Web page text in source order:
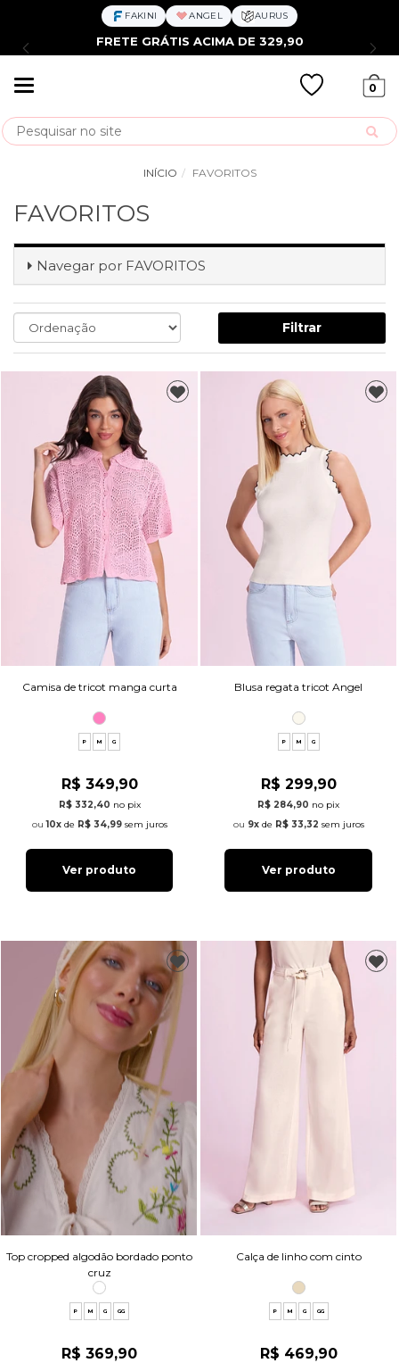
FAKINI ANGEL AURUS
PIX COM 5% OFF
0
Busca
INÍCIO FAVORITOS
FAVORITOS
Navegar por FAVORITOS
Filtrar
Camisa de tricot manga curta
P M G
R$ 349,90
R$ 332,40 no pix
10xde R$ 34,99sem juros
Ver produto
Blusa regata tricot Angel
P M G
R$ 299,90
R$ 284,90 no pix
9xde R$ 33,32 sem juros
Ver produto
Top cropped algodão bordado ponto
cruz
P M G GG
R$ 369,90
Calça de linho com cinto
P M G GG
R$ 469,90